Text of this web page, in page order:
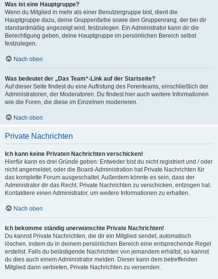
Was ist eine Hauptgruppe?
Wenn du Mitglied in mehr als einer Benutzergruppe bist, dient die
Hauptgruppe dazu, deine Gruppenfarbe sowie den Gruppenrang, der bei dir
standardmäßig angezeigt wird, festzulegen. Ein Administrator kann dir die
Berechtigung geben, deine Hauptgruppe im persönlichen Bereich selbst
festzulegen.
Nach oben
Was bedeutet der „Das Team“-Link auf der Startseite?
Auf dieser Seite findest du eine Auflistung des Forenteams, einschließlich der
Administratoren, der Moderatoren. Du findest hier auch weitere Informationen
wie die Foren, die diese im Einzelnen moderieren.
Nach oben
Private Nachrichten
Ich kann keine Privaten Nachrichten verschicken!
Hierfür kann es drei Gründe geben: Entweder bist du nicht registriert und / oder
nicht angemeldet, oder die Board-Administration hat Private Nachrichten für
das komplette Forum ausgeschaltet. Außerdem könnte es sein, dass der
Administrator dir das Recht, Private Nachrichten zu verschicken, entzogen hat.
Kontaktiere einen Administrator, um weitere Informationen zu erhalten.
Nach oben
Ich bekomme ständig unerwünschte Private Nachrichten!
Du kannst Private Nachrichten, die dir ein Mitglied sendet, automatisch
löschen, indem du in deinem persönlichen Bereich eine entsprechende Regel
erstellst. Falls du belästigende Nachrichten von jemandem erhältst, so kannst
du dies auch einem Administrator melden. Dieser kann dem betreffenden
Mitglied dann verbieten, Private Nachrichten zu versenden.